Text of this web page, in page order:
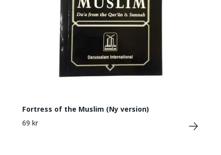
Fortress of the Muslim (Ny version)
69 kr